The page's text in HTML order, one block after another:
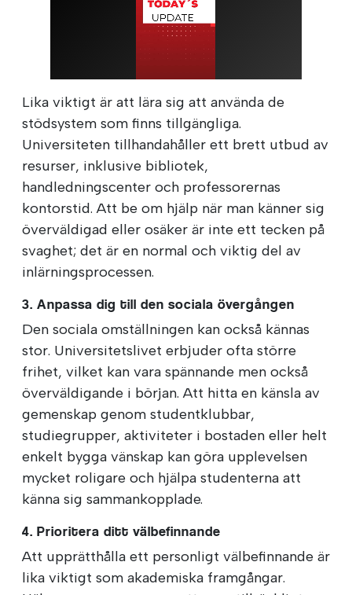
Lika viktigt är att lära sig att använda de
stödsystem som finns tillgängliga.
Universiteten tillhandahåller ett brett utbud av
resurser, inklusive bibliotek,
handledningscenter och professorernas
kontorstid. Att be om hjälp när man känner sig
överväldigad eller osäker är inte ett tecken på
svaghet; det är en normal och viktig del av
inlärningsprocessen.
3. Anpassa dig till den sociala övergången
Den sociala omställningen kan också kännas
stor. Universitetslivet erbjuder ofta större
frihet, vilket kan vara spännande men också
överväldigande i början. Att hitta en känsla av
gemenskap genom studentklubbar,
studiegrupper, aktiviteter i bostaden eller helt
enkelt bygga vänskap kan göra upplevelsen
mycket roligare och hjälpa studenterna att
känna sig sammankopplade.
4. Prioritera ditt välbefinnande
Att upprätthålla ett personligt välbefinnande är
lika viktigt som akademiska framgångar.